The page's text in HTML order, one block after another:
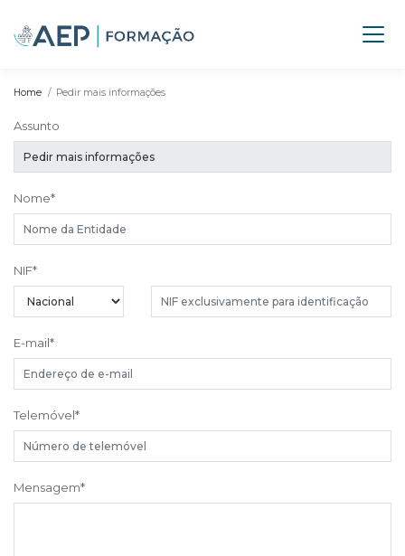
Home Pedir mais informações
Assunto
Nome*
NIF*
E-mail*
Telemóvel*
Mensagem*